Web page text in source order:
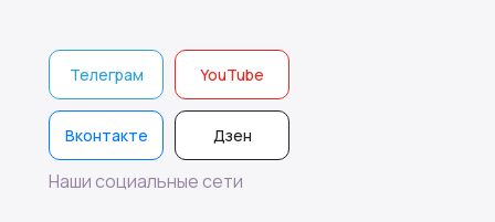
Наши социальные сети
Дзен
Вконтакте
YouTube
Телеграм